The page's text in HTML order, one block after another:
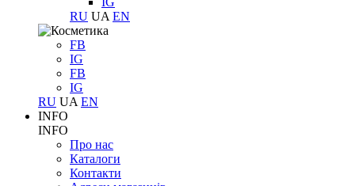
RU UA EN
FB
IG
FB
IG
RU UA EN
INFO
INFO
Про нас
Каталоги
Контакти